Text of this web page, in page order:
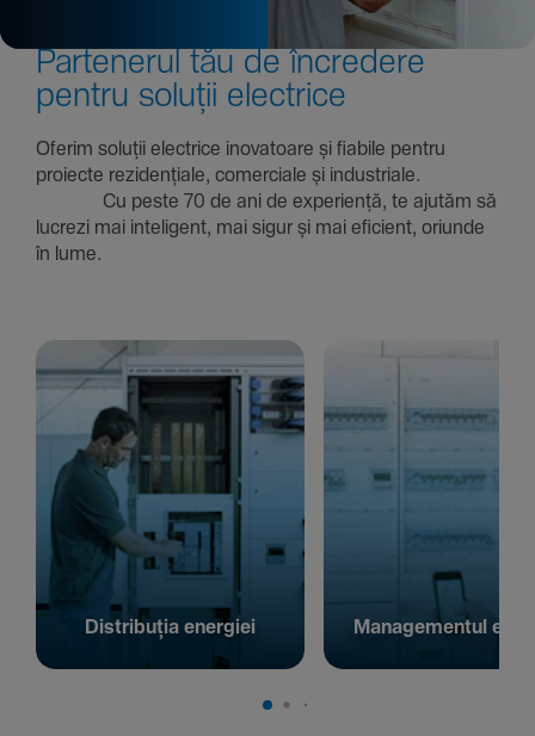
Parte­nerul tău de încre­dere
pentru soluții electrice
Oferim soluții electrice inova­toare și fiabile pentru
proiecte rezi­den­țiale, comer­ciale și indus­triale.
Cu peste 70 de ani de expe­riență, te ajutăm să
lucrezi mai inte­li­gent, mai sigur și mai eficient, oriunde
în lume.
Distribuția energiei Managementul